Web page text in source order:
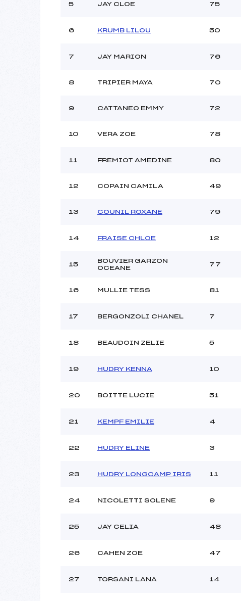
Météo :
Pénalité appliquée :
5 JAY CLOE 75
6 KRUMB LILOU 50
7 JAY MARION 76
8 TRIPIER MAYA 70
9 CATTANEO EMMY 72
10 VERA ZOE 78
11 FREMIOT AMEDINE 80
12 COPAIN CAMILA 49
13 COUNIL ROXANE 79
14 FRAISE CHLOE 12
15
BOUVIER GARZON
OCEANE
77
16 MULLIE TESS 81
17 BERGONZOLI CHANEL 7
18 BEAUDOIN ZELIE 5
19 HUDRY KENNA 10
20 BOITTE LUCIE 51
21 KEMPF EMILIE 4
22 HUDRY ELINE 3
23 HUDRY LONGCAMP IRIS 11
24 NICOLETTI SOLENE 9
25 JAY CELIA 48
26 CAHEN ZOE 47
27 TORSANI LANA 14